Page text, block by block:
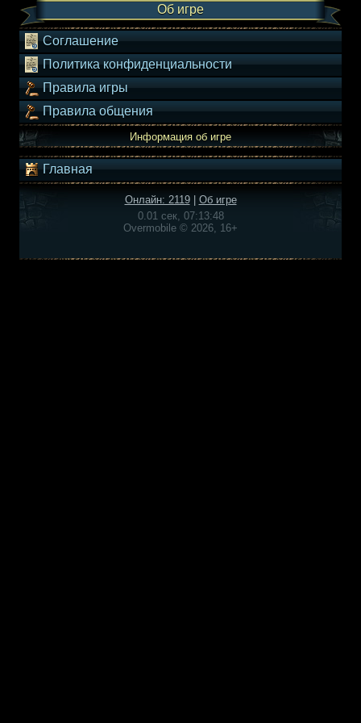
Об игре
Соглашение
Политика конфиденциальности
Правила игры
Правила общения
Информация об игре
Главная
Онлайн: 2119| Об игре
0.01 сек, 07:13:48
Overmobile © 2026, 16+